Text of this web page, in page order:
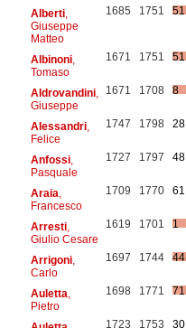
Alberti,
Giuseppe
Matteo
1685 1751 51
Albinoni,
Tomaso
1671 1751 51
Aldrovandini,
Giuseppe
1671 1708 8
Alessandri,
Felice
1747 1798 28
Anfossi,
Pasquale
1727 1797 48
Araia
Francesco
1709 1770 61
Arresti,
Giulio Cesare
1619 1701 1
Arrigoni,
Carlo
1697 1744 44
Auletta
Pietro
1698 1771 71
1723 1753 30